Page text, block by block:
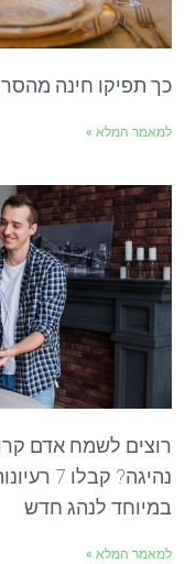
כך תפיקו חינה
למאמר המלא »
רוצים לשמח אדם
נהיגה?
במיוחד לנהג חדש
למאמר המלא »